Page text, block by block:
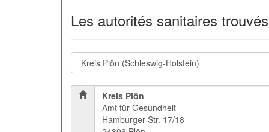
Les autorités sanitaires
Kreis Plön
Amt für Gesundheit
Hamburger Str. 17/18